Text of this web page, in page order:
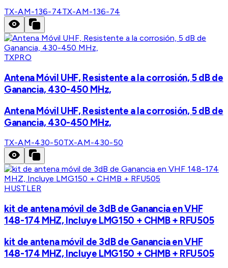
TX-AM-136-74TX-AM-136-74
TXPRO
Antena Móvil UHF, Resistente a la corrosión, 5 dB de
Ganancia, 430-450 MHz,
Antena Móvil UHF, Resistente a la corrosión, 5 dB de
Ganancia, 430-450 MHz,
TX-AM-430-50TX-AM-430-50
HUSTLER
kit de antena móvil de 3dB de Ganancia en VHF
148-174 MHZ, Incluye LMG150 + CHMB + RFU505
kit de antena móvil de 3dB de Ganancia en VHF
148-174 MHZ, Incluye LMG150 + CHMB + RFU505